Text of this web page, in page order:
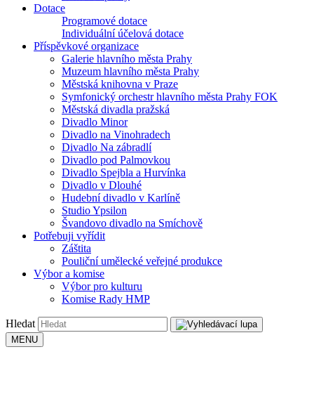
Dotace
Programové dotace
Individuální účelová dotace
Příspěvkové organizace
Galerie hlavního města Prahy
Muzeum hlavního města Prahy
Městská knihovna v Praze
Symfonický orchestr hlavního města Prahy FOK
Městská divadla pražská
Divadlo Minor
Divadlo na Vinohradech
Divadlo Na zábradlí
Divadlo pod Palmovkou
Divadlo Spejbla a Hurvínka
Divadlo v Dlouhé
Hudební divadlo v Karlíně
Studio Ypsilon
Švandovo divadlo na Smíchově
Potřebuji vyřídit
Záštita
Pouliční umělecké veřejné produkce
Výbor a komise
Výbor pro kulturu
Komise Rady HMP
Hledat
MENU